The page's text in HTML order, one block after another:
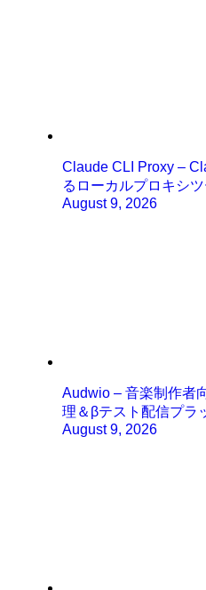
Claude CLI Proxy –
るローカルプロキシ
August 9, 2026
Audwio – 音楽制作者
理＆βテスト配信プラ
August 9, 2026